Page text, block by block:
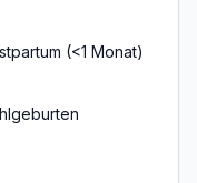
(<1 Monat)